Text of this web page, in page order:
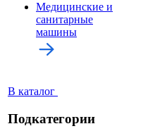
Медицинские и
санитарные
машины
В каталог
Подкатегории